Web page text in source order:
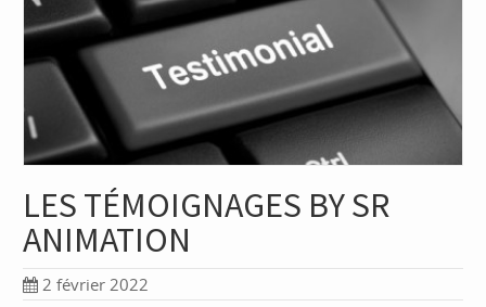
LES TÉMOIGNAGES BY SR
ANIMATION
2 février 2022